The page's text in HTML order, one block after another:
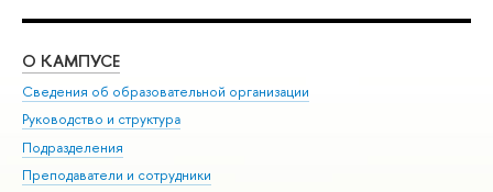
О КАМПУСЕ
Сведения об образовательной организации
Руководство и структура
Подразделения
Преподаватели и сотрудники